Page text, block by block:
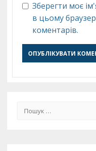
Зберегти моє
в цьому
коментарів.
Пошук: